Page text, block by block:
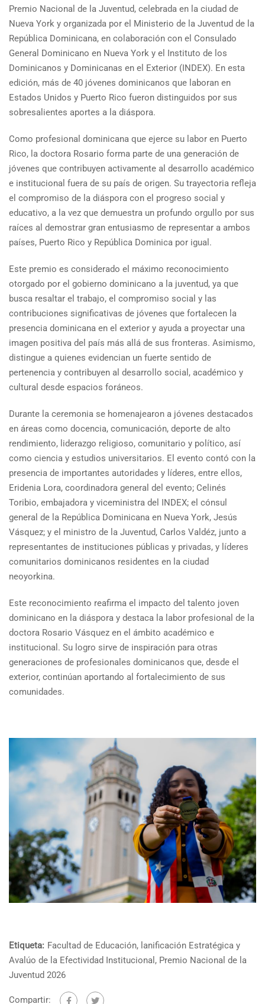
Premio Nacional de la Juventud, celebrada en la ciudad de
Nueva York y organizada por el Ministerio de la Juventud de la
República Dominicana, en colaboración con el Consulado
General Dominicano en Nueva York y el Instituto de los
Dominicanos y Dominicanas en el Exterior (INDEX). En esta
edición, más de 40 jóvenes dominicanos que laboran en
Estados Unidos y Puerto Rico fueron distinguidos por sus
sobresalientes aportes a la diáspora.
Como profesional dominicana que ejerce su labor en Puerto
Rico, la doctora Rosario forma parte de una generación de
jóvenes que contribuyen activamente al desarrollo académico
e institucional fuera de su país de origen. Su trayectoria refleja
el compromiso de la diáspora con el progreso social y
educativo, a la vez que demuestra un profundo orgullo por sus
raíces al demostrar gran entusiasmo de representar a ambos
países, Puerto Rico y República Dominica por igual.
Este premio es considerado el máximo reconocimiento
otorgado por el gobierno dominicano a la juventud, ya que
busca resaltar el trabajo, el compromiso social y las
contribuciones significativas de jóvenes que fortalecen la
presencia dominicana en el exterior y ayuda a proyectar una
imagen positiva del país más allá de sus fronteras. Asimismo,
distingue a quienes evidencian un fuerte sentido de
pertenencia y contribuyen al desarrollo social, académico y
cultural desde espacios foráneos.
Durante la ceremonia se homenajearon a jóvenes destacados
en áreas como docencia, comunicación, deporte de alto
rendimiento, liderazgo religioso, comunitario y político, así
como ciencia y estudios universitarios. El evento contó con la
presencia de importantes autoridades y líderes, entre ellos,
Eridenia Lora, coordinadora general del evento; Celinés
Toribio, embajadora y viceministra del INDEX; el cónsul
general de la República Dominicana en Nueva York, Jesús
Vásquez; y el ministro de la Juventud, Carlos Valdéz, junto a
representantes de instituciones públicas y privadas, y líderes
comunitarios dominicanos residentes en la ciudad
neoyorkina.
Este reconocimiento reafirma el impacto del talento joven
dominicano en la diáspora y destaca la labor profesional de la
doctora Rosario Vásquez en el ámbito académico e
institucional. Su logro sirve de inspiración para otras
generaciones de profesionales dominicanos que, desde el
exterior, continúan aportando al fortalecimiento de sus
comunidades.
Etiqueta: Facultad de Educación, lanificación Estratégica y
Avalúo de la Efectividad Institucional , Premio Nacional de la
Juventud 2026
Compartir: